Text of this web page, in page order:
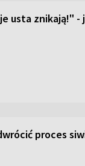
usta znikają!" -
proces